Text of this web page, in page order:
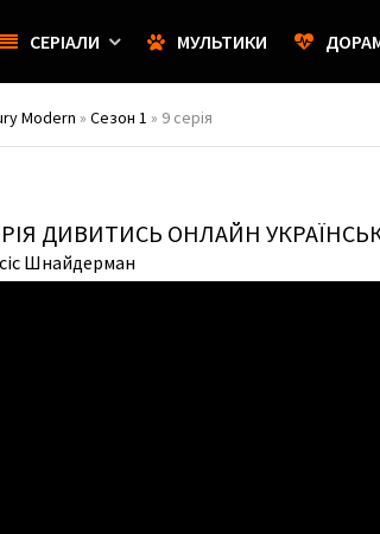
СЕРІАЛИ МУЛЬТИКИ
Modern » Сезон 1 » 9 серія
ДИВИТИСЬ ОНЛАЙН
Шнайдерман